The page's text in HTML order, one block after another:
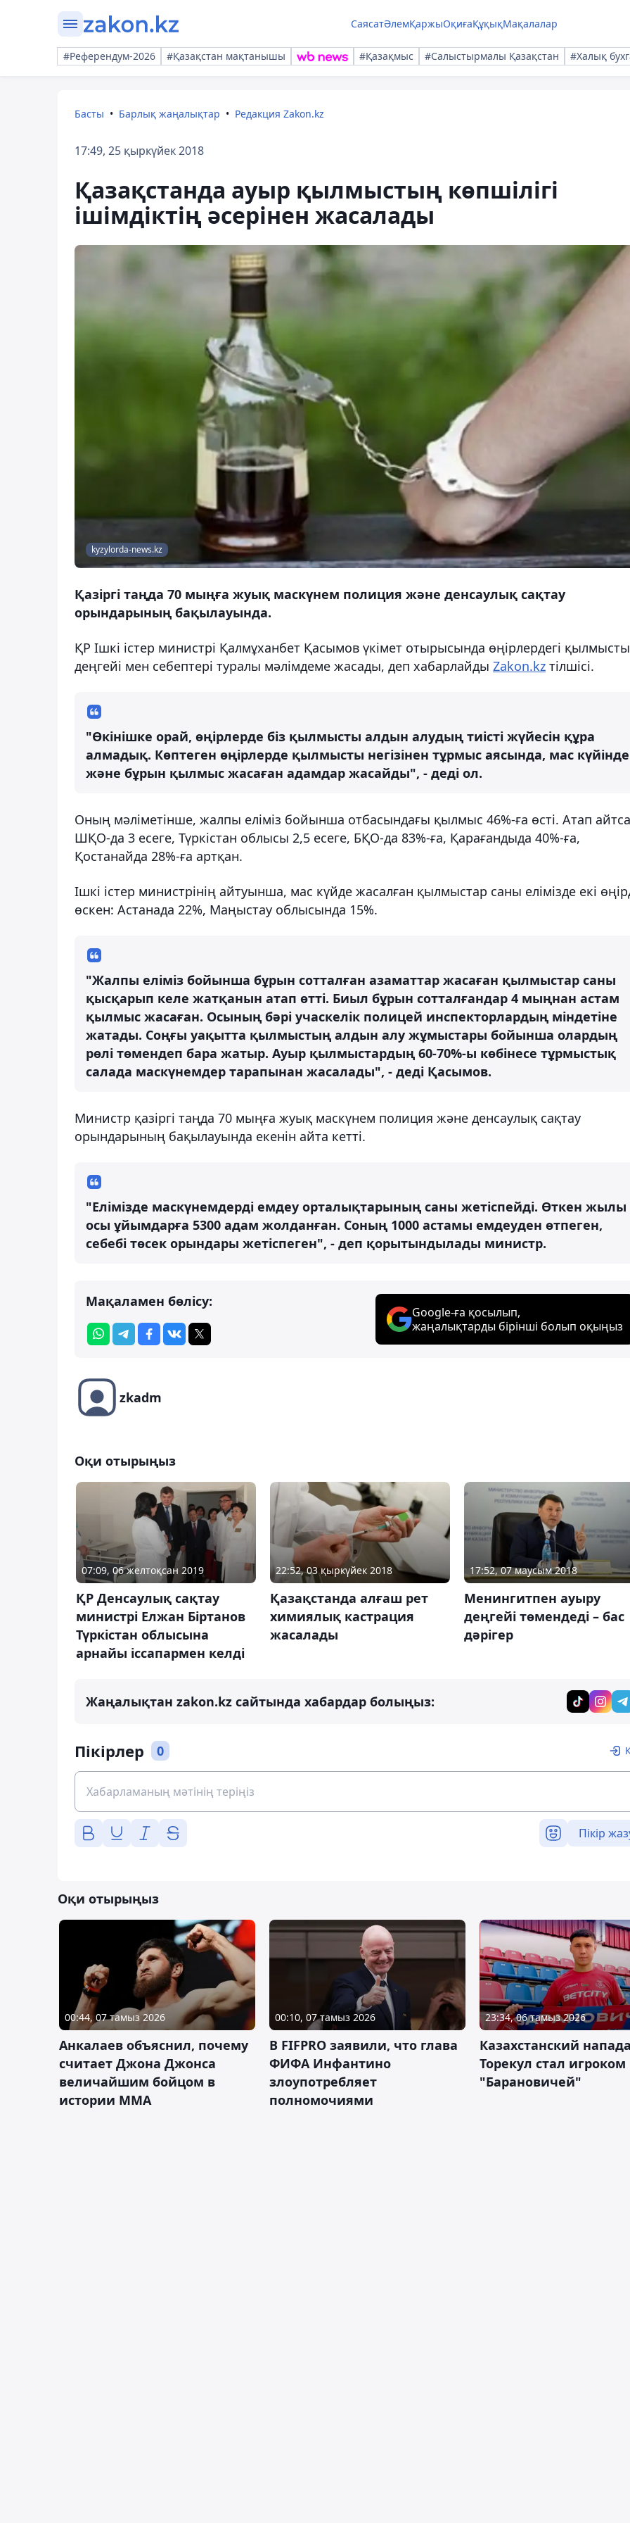
СаясатӘлемҚаржыОқиғаҚұқықМақалалар
#Референдум-2026 #Қазақстан мақтанышы #Қазақмыс #Салыстырмалы Қазақстан #Халық
Басты Барлық жаңалықтар Редакция Zakon.kz
17:49, 25 қыркүйек 2018
Қазақстанда ауыр қылмыстың көпшілігі
ішімдіктің әсерінен жасалады
kyzylorda-news.kz
Қазіргі таңда 70 мыңға жуық маскүнем полиция және денсаулық сақтау
орындарының бақылауында.
ҚР Ішкі істер министрі Қалмұханбет Қасымов үкімет отырысында өңірлердегі
деңгейі мен себептері туралы мәлімдеме жасады, деп хабарлайды Zakon.kz тілшісі.
"Өкінішке орай, өңірлерде біз қылмысты алдын алудың тиісті жүйесін құра
алмадық. Көптеген өңірлерде қылмысты негізінен тұрмыс аясында, мас күйінде
және бұрын қылмыс жасаған адамдар жасайды", - деді ол.
Оның мәліметінше, жалпы еліміз бойынша отбасындағы қылмыс 46%-ға өсті. Атап
ШҚО-да 3 есеге, Түркістан облысы 2,5 есеге, БҚО-да 83%-ға, Қарағандыда 40%-ға,
Қостанайда 28%-ға артқан.
Ішкі істер министрінің айтуынша, мас күйде жасалған қылмыстар саны елімізде екі
өскен: Астанада 22%, Маңыстау облысында 15%.
"Жалпы еліміз бойынша бұрын сотталған азаматтар жасаған қылмыстар саны
қысқарып келе жатқанын атап өтті. Биыл бұрын сотталғандар 4 мыңнан астам
қылмыс жасаған. Осының бәрі учаскелік полицей инспекторлардың міндетіне
жатады. Соңғы уақытта қылмыстың алдын алу жұмыстары бойынша олардың
рөлі төмендеп бара жатыр. Ауыр қылмыстардың 60-70%-ы көбінесе тұрмыстық
салада маскүнемдер тарапынан жасалады", - деді Қасымов.
Министр қазіргі таңда 70 мыңға жуық маскүнем полиция және денсаулық сақтау
орындарының бақылауында екенін айта кетті.
"Елімізде маскүнемдерді емдеу орталықтарының саны жетіспейді. Өткен жылы
осы ұйымдарға 5300 адам жолданған. Соның 1000 астамы емдеуден өтпеген,
себебі төсек орындары жетіспеген", - деп қорытындылады министр.
Мақаламен бөлісу:
Google-ға қосылып,
жаңалықтарды бірінші болып оқыңыз
zkadm
Оқи отырыңыз
07:09, 06 желтоқсан 2019
ҚР Денсаулық сақтау
министрі Елжан Біртанов
Түркістан облысына
арнайы іссапармен келді
22:52, 03 қыркүйек 2018
Қазақстанда алғаш рет
химиялық кастрация
жасалады
17:52, 07 маусым 2018
Менингитпен ауыру
деңгейі төмендеді – бас
дәрігер
Жаңалықтан zakon.kz сайтында хабардар болыңыз:
Пікірлер 0
Пікір
Оқи отырыңыз
00:44, 07 тамыз 2026
Анкалаев объяснил, почему
считает Джона Джонса
величайшим бойцом в
истории ММА
00:10, 07 тамыз 2026
В FIFPRO заявили, что глава
ФИФА Инфантино
злоупотребляет
полномочиями
23:34, 06 тамыз 2026
Казахстанский
Торекул стал игроком
"Барановичей"